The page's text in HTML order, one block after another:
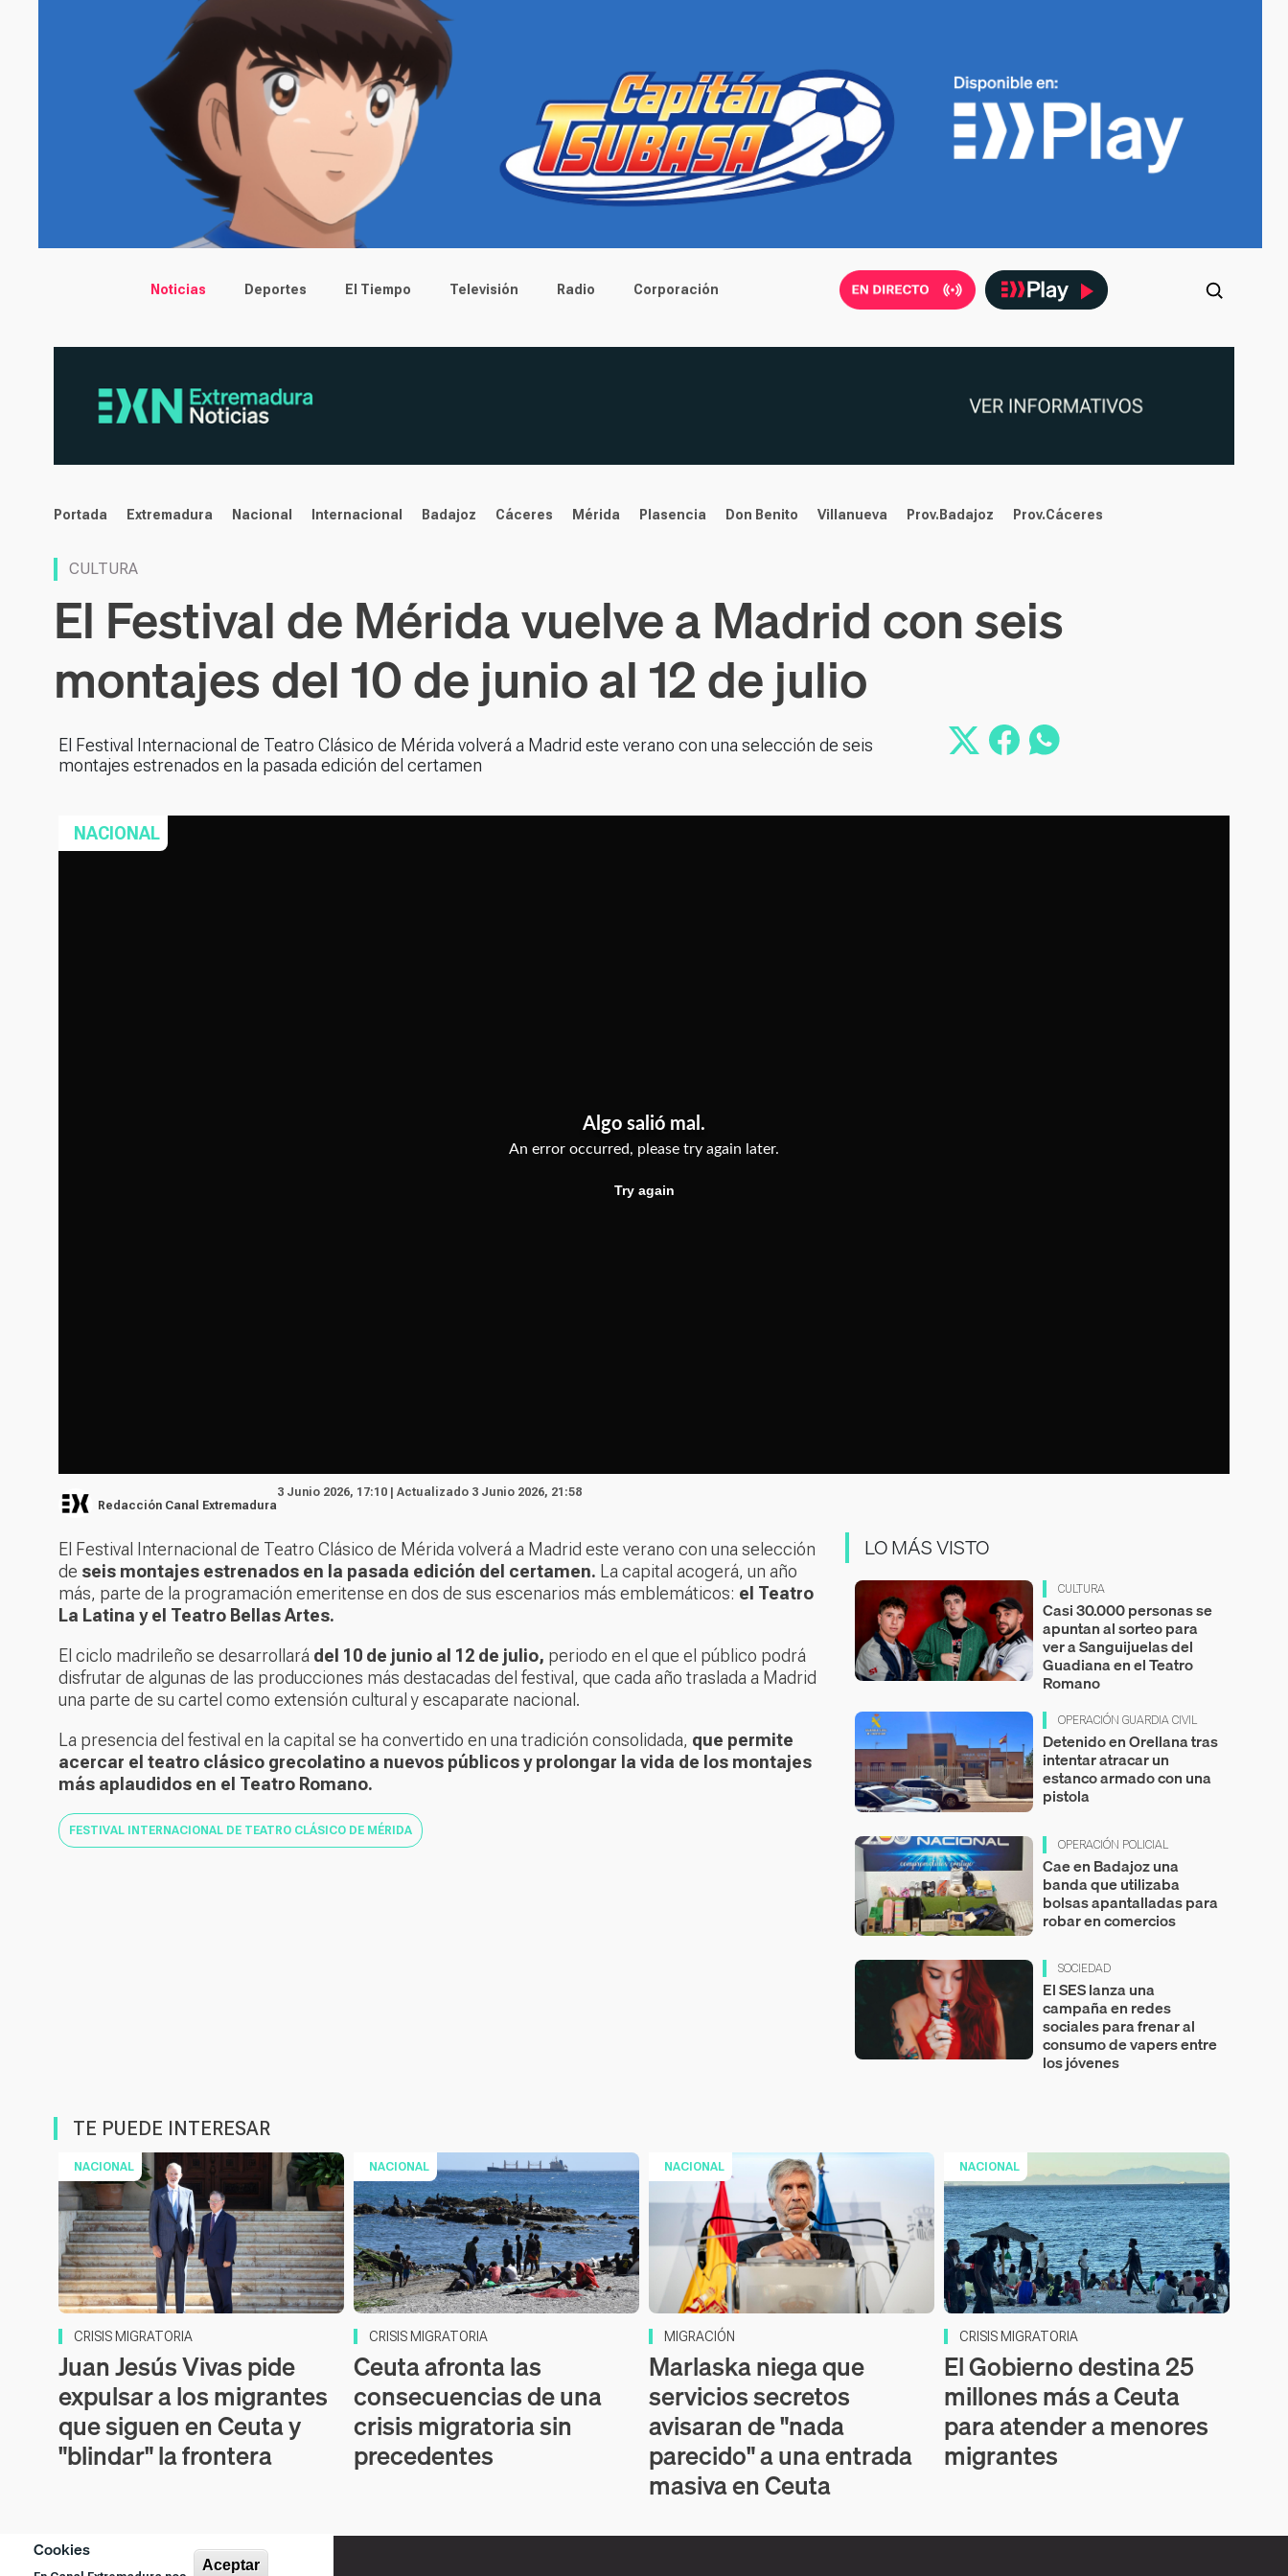
Cookies
Aceptar
Main menu
Noticias Deportes El Tiempo Televisión Radio Corporación
noticias
Portada Extremadura Nacional Internacional Badajoz Cáceres Mérida Plasencia Don Benito Villanueva Prov.Badajoz Prov.Cáceres
CULTURA
El Festival de Mérida vuelve a Madrid con seis
montajes del 10 de junio al 12 de julio
El Festival Internacional de Teatro Clásico de Mérida volverá a Madrid este verano con una selección de seis
montajes estrenados en la pasada edición del certamen
NACIONAL
Redacción Canal Extremadura
3 Junio 2026, 17:10 | Actualizado 3 Junio 2026, 21:58
El Festival Internacional de Teatro Clásico de Mérida volverá a Madrid este verano con una selección
de seis montajes estrenados en la pasada edición del certamen. La capital acogerá, un año
más, parte de la programación emeritense en dos de sus escenarios más emblemáticos: el Teatro
La Latina y el Teatro Bellas Artes.
El ciclo madrileño se desarrollará del 10 de junio al 12 de julio, periodo en el que el público podrá
disfrutar de algunas de las producciones más destacadas del festival, que cada año traslada a Madrid
una parte de su cartel como extensión cultural y escaparate nacional.
La presencia del festival en la capital se ha convertido en una tradición consolidada, que permite
acercar el teatro clásico grecolatino a nuevos públicos y prolongar la vida de los montajes
más aplaudidos en el Teatro Romano.
FESTIVAL INTERNACIONAL DE TEATRO CLÁSICO DE MÉRIDA
LO MÁS VISTO
CULTURA
Casi 30.000 personas se
apuntan al sorteo para
ver a Sanguijuelas del
Guadiana en el Teatro
Romano
OPERACIÓN GUARDIA CIVIL
Detenido en Orellana tras
intentar atracar un
estanco armado con una
pistola
OPERACIÓN POLICIAL
Cae en Badajoz una
banda que utilizaba
bolsas apantalladas para
robar en comercios
SOCIEDAD
El SES lanza una
campaña en redes
sociales para frenar al
consumo de vapers entre
los jóvenes
TE PUEDE INTERESAR
NACIONAL
CRISIS MIGRATORIA
Juan Jesús Vivas pide
expulsar a los migrantes
que siguen en Ceuta y
"blindar" la frontera
NACIONAL
CRISIS MIGRATORIA
Ceuta afronta las
consecuencias de una
crisis migratoria sin
precedentes
NACIONAL
MIGRACIÓN
Marlaska niega que
servicios secretos
avisaran de "nada
parecido" a una entrada
masiva en Ceuta
NACIONAL
CRISIS MIGRATORIA
El Gobierno destina 25
millones más a Ceuta
para atender a menores
migrantes